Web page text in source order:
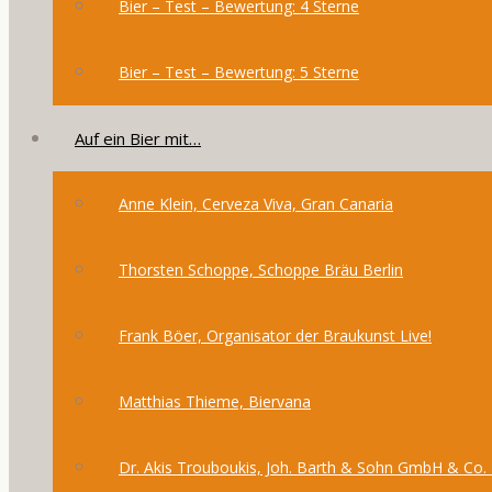
Bier – Test – Bewertung: 4 Sterne
Bier – Test – Bewertung: 5 Sterne
Auf ein Bier mit…
Anne Klein, Cerveza Viva, Gran Canaria
Thorsten Schoppe, Schoppe Bräu Berlin
Frank Böer, Organisator der Braukunst Live!
Matthias Thieme, Biervana
Dr. Akis Trouboukis, Joh. Barth & Sohn GmbH & Co.